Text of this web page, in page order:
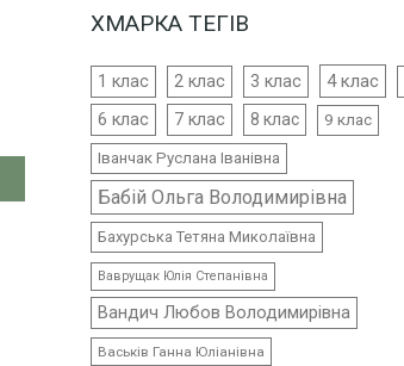
ХМАРКА ТЕГІВ
1 клас 2 клас 3 клас 4 клас
6 клас 7 клас 8 клас 9 клас
Іванчак Руслана Іванівна
Бабій Ольга Володимирівна
Бахурська Тетяна Миколаївна
Ваврущак Юлія Степанівна
Вандич Любов Володимирівна
Васьків Ганна Юліанівна